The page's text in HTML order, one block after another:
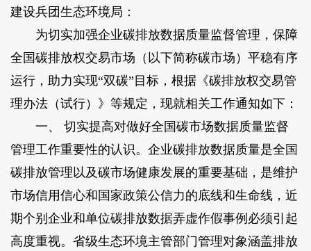
建设兵团生态环境局：
为切实加强企业碳排放数据质量监督管理，保障
全国碳排放权交易市场（以下简称碳市场）平稳有序
运行，助力实现“双碳”目标，根据《碳排放权交易管
理办法（试行）》等规定，现就相关工作通知如下：
一、 切实提高对做好全国碳市场数据质量监督
管理工作重要性的认识。企业碳排放数据质量是全国
碳排放管理以及碳市场健康发展的重要基础，是维护
市场信用信心和国家政策公信力的底线和生命线，近
期个别企业和单位碳排放数据弄虚作假事例必须引起
高度重视。省级生态环境主管部门管理对象涵盖排放